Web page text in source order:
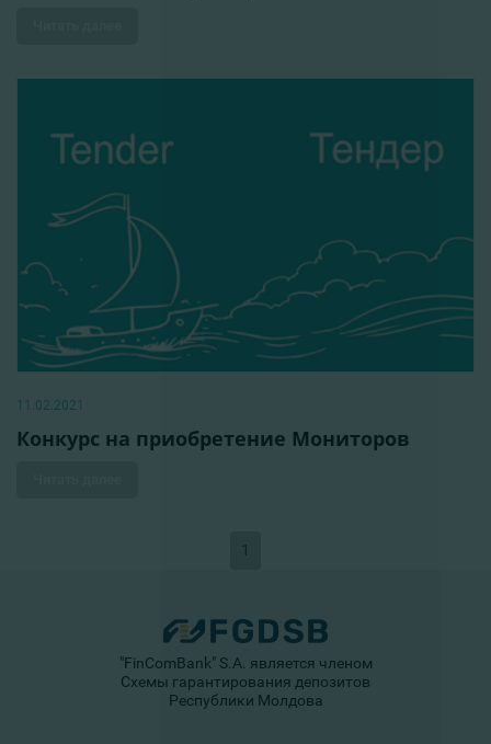
11.02.2021
Конкурс на приобретение Мониторов
1
"FinComBank" S.A. является членом
Схемы гарантирования депозитов
Республики Молдова